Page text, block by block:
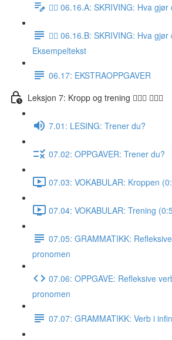
✍🏼 06.16.A: SKRIVING: Hva
✍🏼 06.16.B: SKRIVING: Hva
Eksempeltekst
06.17: EKSTRAOPPGAVER
Leksjon 7: Kropp og trening 🚶🏼‍♀️ 🏋🏽‍♀️
7.01: LESING: Trener du?
07.02: OPPGAVER: Trener du?
07.03: VOKABULAR: Kroppen
07.04: VOKABULAR: Trening
07.05: GRAMMATIKK:
pronomen
07.06: OPPGAVE: Refleksive
pronomen
07.07: GRAMMATIKK: Verb i